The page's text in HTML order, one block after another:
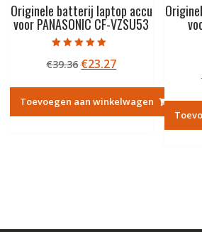
Originele batterij laptop accu
voor PANASONIC CF-VZSU53
5.00
uit 5
€39.36 Oorspronkelijke
was:
€39.36.
€23.27Huidige
is:
€23.27.
Toevoegen aan winkelwagen